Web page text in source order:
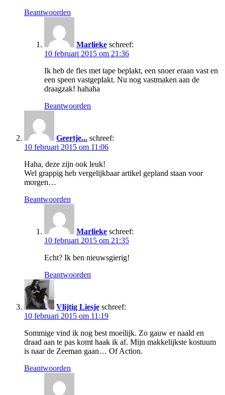
Beantwoorden
Marlieke schreef:
10 februari 2015 om 21:36
Ik heb de fles met tape beplakt, een snoer eraan vast en
een speen vastgeplakt. Nu nog vastmaken aan de
draagzak! hahaha
Beantwoorden
Geertje... schreef:
10 februari 2015 om 11:06
Haha, deze zijn ook leuk!
Wel grappig heb vergelijkbaar artikel gepland staan voor
morgen…
Beantwoorden
Marlieke schreef:
10 februari 2015 om 21:35
Echt? Ik ben nieuwsgierig!
Beantwoorden
Vlijtig Liesje schreef:
10 februari 2015 om 11:19
Sommige vind ik nog best moeilijk. Zo gauw er naald en
draad aan te pas komt haak ik af. Mijn makkelijkste kostuum
is naar de Zeeman gaan… Of Action.
Beantwoorden